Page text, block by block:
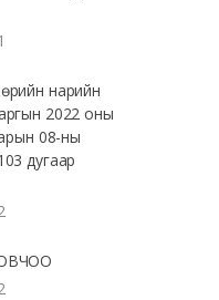
нарийн
2022 оны
08-ны
дугаар